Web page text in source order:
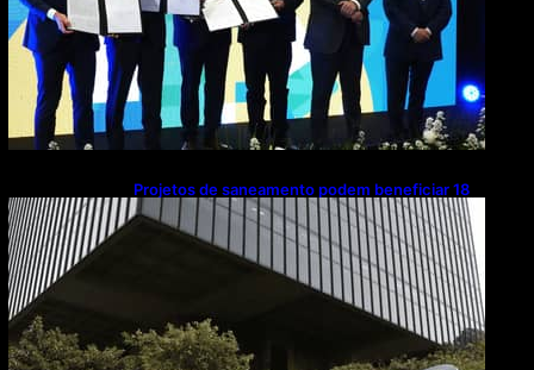
Projetos de saneamento podem beneficiar 18
milhões de brasileiros